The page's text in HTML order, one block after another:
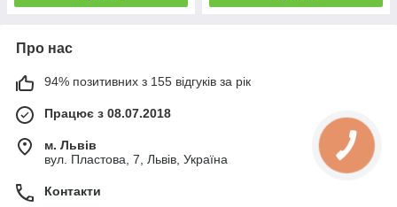
Про нас
94% позитивних з 155 відгуків за рік
Працює з 08.07.2018
м. Львів
вул. Пластова, 7, Львів, Україна
Контакти